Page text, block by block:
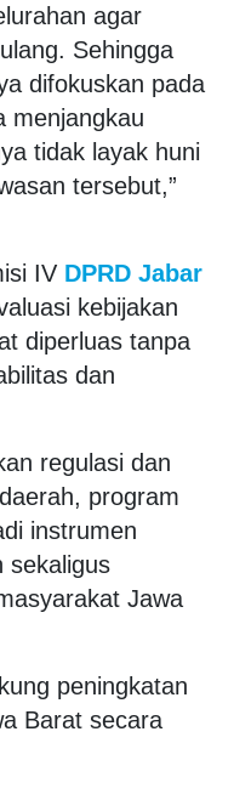
agar
Sehingga
difokuskan pada
menjangkau
tidak layak huni
tersebut,”
IV DPRD Jabar
kebijakan
diperluas tanpa
dan
regulasi dan
program
instrumen
sekaligus
Jawa
peningkatan
Barat secara